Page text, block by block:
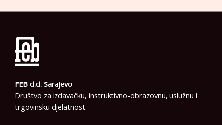
FEB d.d. Sarajevo
Društvo za izdavačku, instruktivno-obrazovnu, uslužnu i
trgovinsku djelatnost.